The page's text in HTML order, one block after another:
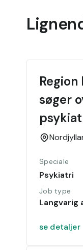
søger
Speciale
Psykiatri
Job type
se detaljer